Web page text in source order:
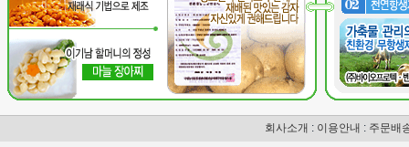
회사소개 : 이용안내 : 주문배